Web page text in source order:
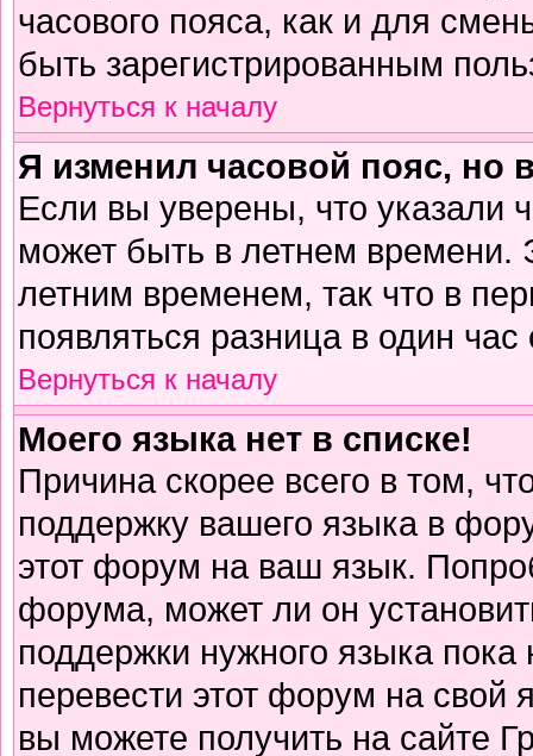
часового пояса, как и для
быть зарегистрированным
Вернуться к началу
Я изменил часовой пояс, но
Если вы уверены, что указали
может быть в летнем времени.
летним временем, так что в
появляться разница в один
Вернуться к началу
Моего языка нет в списке!
Причина скорее всего в том,
поддержку вашего языка в
этот форум на ваш язык.
форума, может ли он
поддержки нужного языка
перевести этот форум на
вы можете получить на сайте